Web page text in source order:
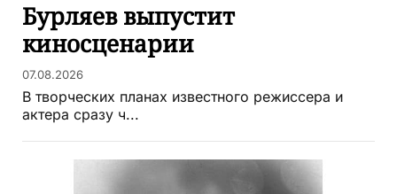
Бурляев выпустит
киносценарии
07.08.2026
В творческих планах известного режиссера и
актера сразу ч...